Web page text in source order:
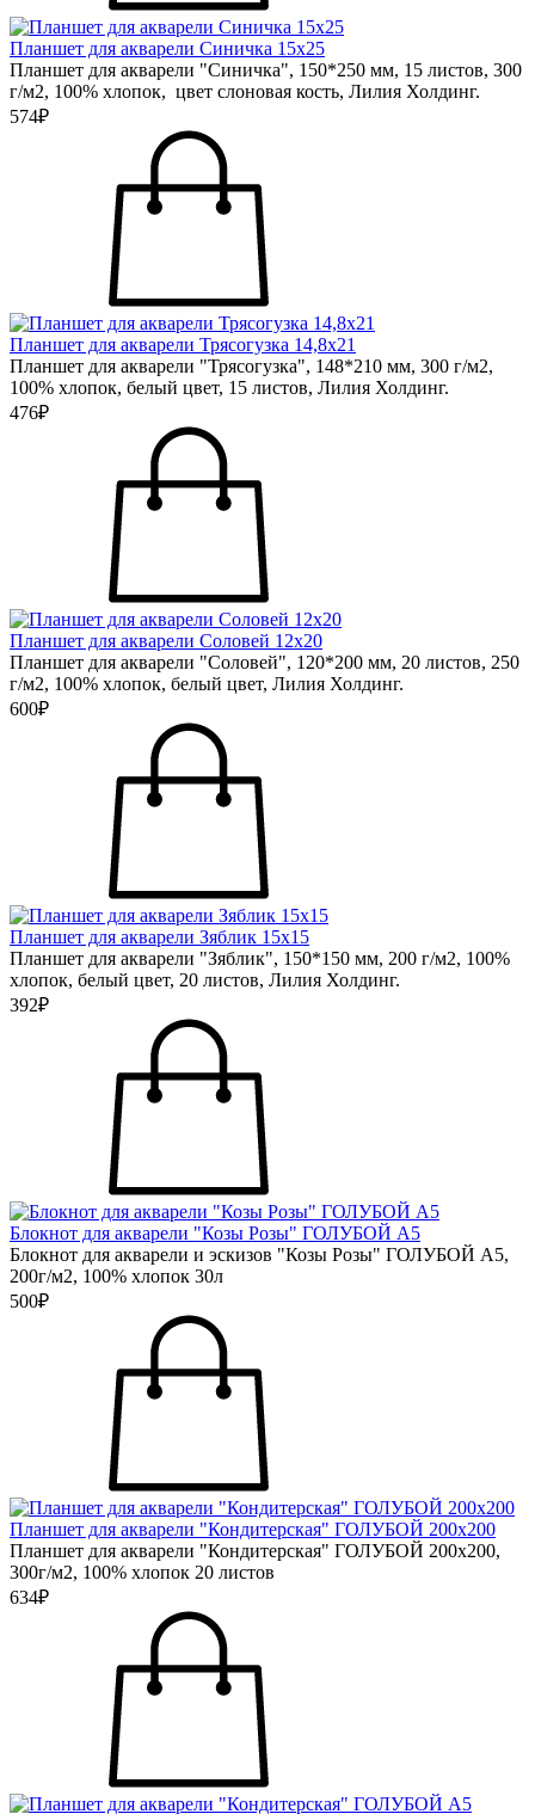
Планшет для акварели Синичка 15х25
Планшет для акварели "Синичка", 150*250 мм, 15 листов, 300
г/м2, 100% хлопок, цвет слоновая кость, Лилия Холдинг.
574₽
Планшет для акварели Трясогузка 14,8х21
Планшет для акварели "Трясогузка", 148*210 мм, 300 г/м2,
100% хлопок, белый цвет, 15 листов, Лилия Холдинг.
476₽
Планшет для акварели Соловей 12х20
Планшет для акварели "Соловей", 120*200 мм, 20 листов, 250
г/м2, 100% хлопок, белый цвет, Лилия Холдинг.
600₽
Планшет для акварели Зяблик 15х15
Планшет для акварели "Зяблик", 150*150 мм, 200 г/м2, 100%
хлопок, белый цвет, 20 листов, Лилия Холдинг.
392₽
Блокнот для акварели "Козы Розы" ГОЛУБОЙ А5
Блокнот для акварели и эскизов "Козы Розы" ГОЛУБОЙ А5,
200г/м2, 100% хлопок 30л
500₽
Планшет для акварели "Кондитерская" ГОЛУБОЙ 200х200
Планшет для акварели "Кондитерская" ГОЛУБОЙ 200х200,
300г/м2, 100% хлопок 20 листов
634₽